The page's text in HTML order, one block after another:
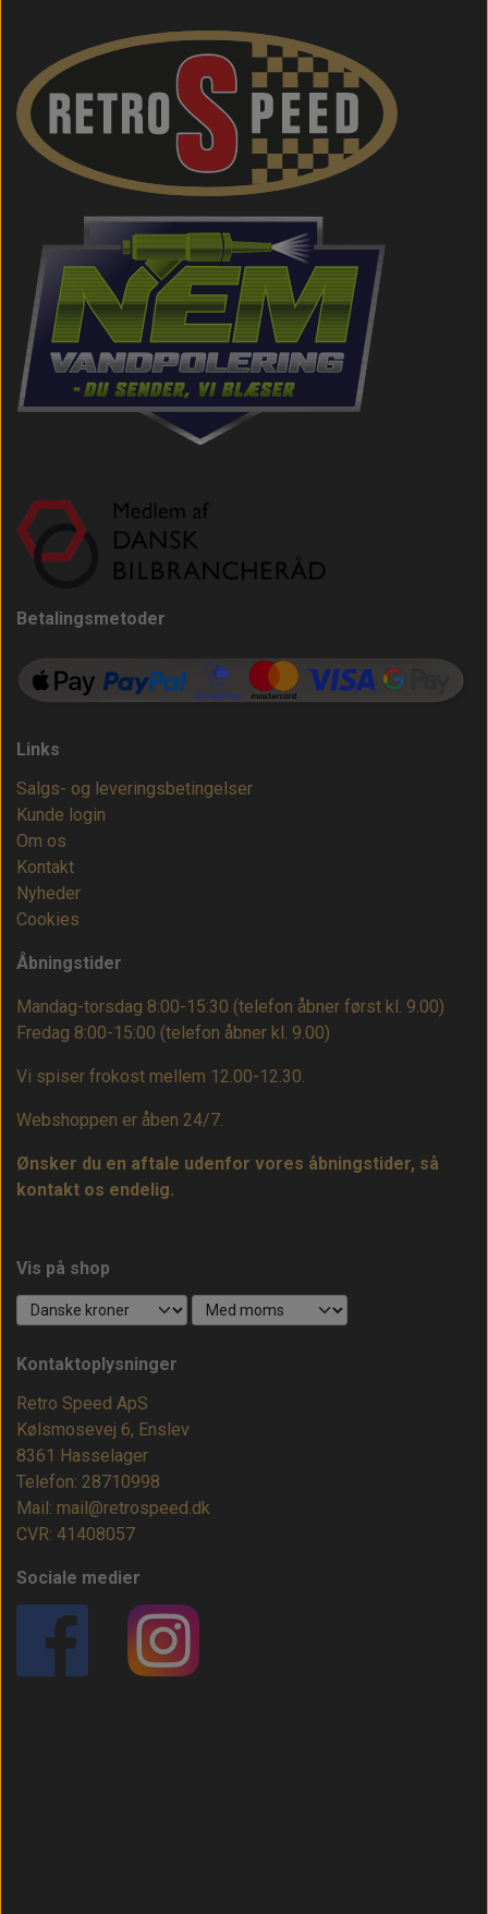
Betalingsmetoder
Links
Salgs- og leveringsbetingelser
Kunde login
Om os
Kontakt
Nyheder
Cookies
Åbningstider
Mandag-torsdag 8:00-15:30 (telefon åbner først kl. 9.00)
Fredag 8:00-15:00 (telefon åbner kl. 9.00)
Vi spiser frokost mellem 12.00-12.30.
Webshoppen er åben 24/7.
Ønsker du en aftale udenfor vores åbningstider, så
kontakt os endelig.
Vis på shop
Kontaktoplysninger
Retro Speed ApS
Kølsmosevej 6, Enslev
8361 Hasselager
Telefon: 28710998
Mail: mail@retrospeed.dk
CVR: 41408057
Sociale medier